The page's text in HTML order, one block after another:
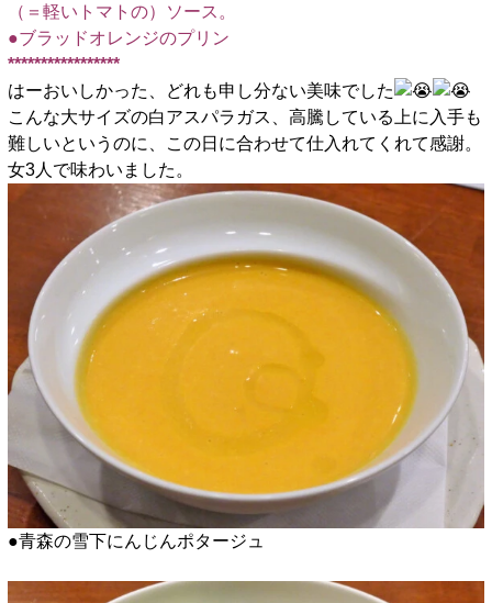
（＝軽いトマトの）ソース。
●ブラッドオレンジのプリン
*****************
はーおいしかった、どれも申し分ない美味でした
こんな大サイズの白アスパラガス、高騰している上に入手も
難しいというのに、この日に合わせて仕入れてくれて感謝。
女3人で味わいました。
●青森の雪下にんじんポタージュ